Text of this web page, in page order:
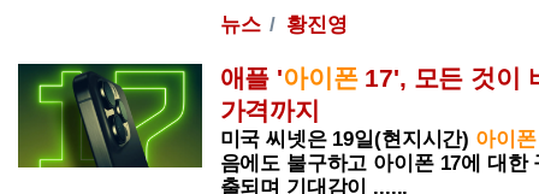
뉴스
황진영
애플 '아이폰17', 모든 것이
가격까지
미국 씨넷은 19일(현지시간) 아이폰
음에도 불구하고 아이폰17에 대한
출되며 기대감이 ......